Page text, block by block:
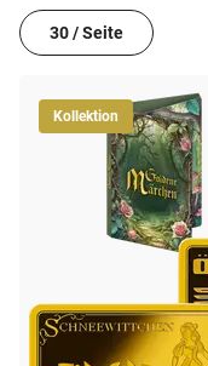
30 / Seite
Kollektion